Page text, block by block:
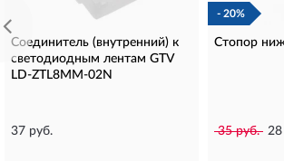
Соединитель (внутренний) к
светодиодным лентам GTV
LD-ZTL8MM-02N
37 руб.
- 20%
Стопор
35 руб.